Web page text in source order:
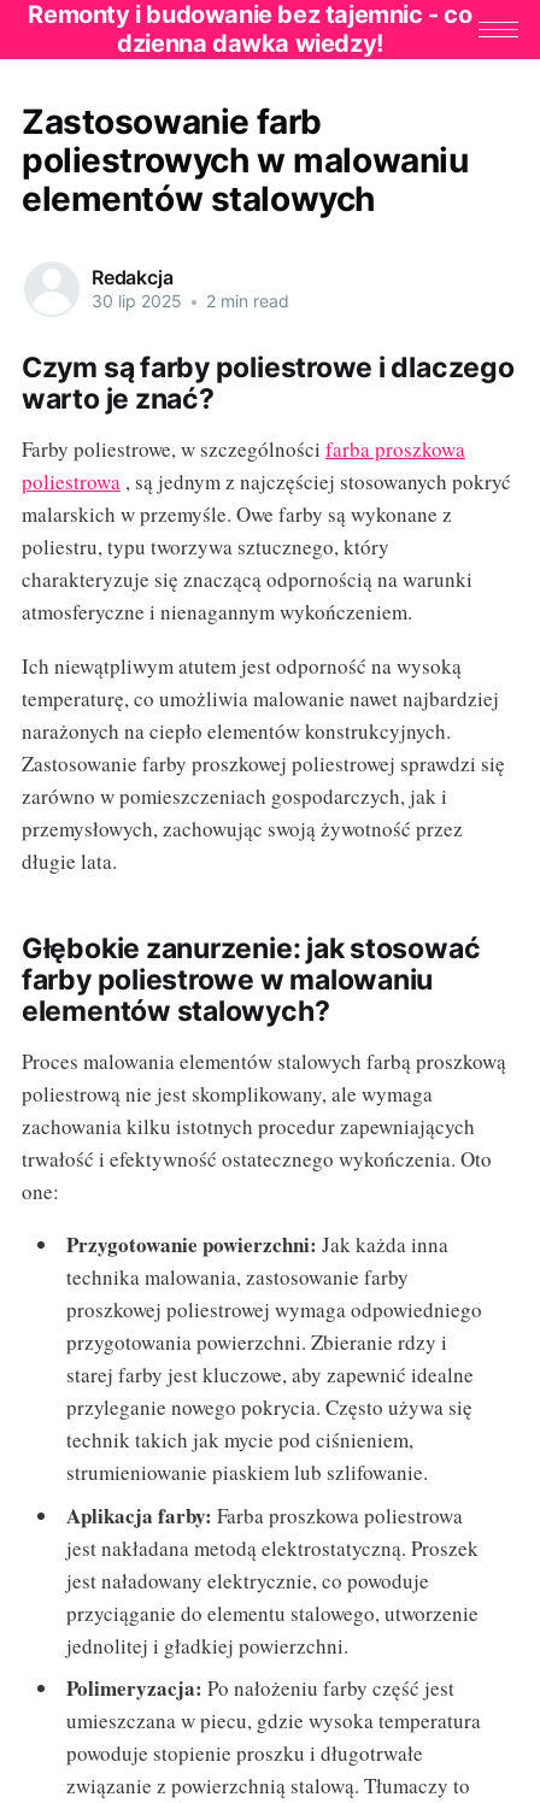
Remonty i budowanie bez tajemnic - co
dzienna dawka wiedzy!
Zastosowanie farb
poliestrowych w malowaniu
elementów stalowych
Redakcja
30 lip 2025 • 2 min read
Czym są farby poliestrowe i dlaczego
warto je znać?
Farby poliestrowe, w szczególności farba proszkowa
poliestrowa, są jednym z najczęściej stosowanych pokryć
malarskich w przemyśle. Owe farby są wykonane z
poliestru, typu tworzywa sztucznego, który
charakteryzuje się znaczącą odpornością na warunki
atmosferyczne i nienagannym wykończeniem.
Ich niewątpliwym atutem jest odporność na wysoką
temperaturę, co umożliwia malowanie nawet najbardziej
narażonych na ciepło elementów konstrukcyjnych.
Zastosowanie farby proszkowej poliestrowej sprawdzi się
zarówno w pomieszczeniach gospodarczych, jak i
przemysłowych, zachowując swoją żywotność przez
długie lata.
Głębokie zanurzenie: jak stosować
farby poliestrowe w malowaniu
elementów stalowych?
Proces malowania elementów stalowych farbą proszkową
poliestrową nie jest skomplikowany, ale wymaga
zachowania kilku istotnych procedur zapewniających
trwałość i efektywność ostatecznego wykończenia. Oto
one:
Przygotowanie powierzchni: Jak każda inna
technika malowania, zastosowanie farby
proszkowej poliestrowej wymaga odpowiedniego
przygotowania powierzchni. Zbieranie rdzy i
starej farby jest kluczowe, aby zapewnić idealne
przyleganie nowego pokrycia. Często używa się
technik takich jak mycie pod ciśnieniem,
strumieniowanie piaskiem lub szlifowanie.
Aplikacja farby: Farba proszkowa poliestrowa
jest nakładana metodą elektrostatyczną. Proszek
jest naładowany elektrycznie, co powoduje
przyciąganie do elementu stalowego, utworzenie
jednolitej i gładkiej powierzchni.
Polimeryzacja: Po nałożeniu farby część jest
umieszczana w piecu, gdzie wysoka temperatura
powoduje stopienie proszku i długotrwałe
związanie z powierzchnią stalową. Tłumaczy to